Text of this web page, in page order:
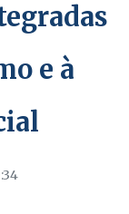
e à